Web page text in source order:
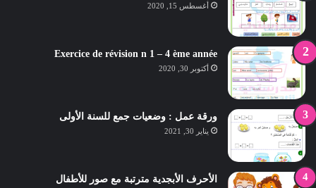
أغسطس 15, 2020
Exercice de révision n 1 – 4 ème année
أكتوبر 30, 2020
ورقة عمل : وضعيات جمع للسنة الأولى
يناير 30, 2021
الأحرف الأبجدية مترتبة مع صور للأطفال